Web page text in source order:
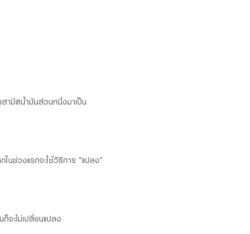
ามิตน้ำมันส่วนหนึ่งมาเป็น
นช่วงแรกจะใช้วิธีการ "แปลง"
ะไม่เปลี่ยนแปลง